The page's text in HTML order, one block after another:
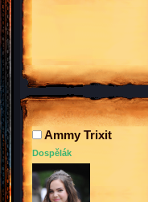
Ammy Trixit
Dospělák